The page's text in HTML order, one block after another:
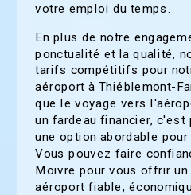
votre emploi du temps.
En plus de notre
ponctualité et la qualité,
tarifs compétitifs pour
aéroport à Thiéblemont-
que le voyage vers
un fardeau financier,
une option abordable
Vous pouvez faire
Moivre pour vous offrir
aéroport fiable,